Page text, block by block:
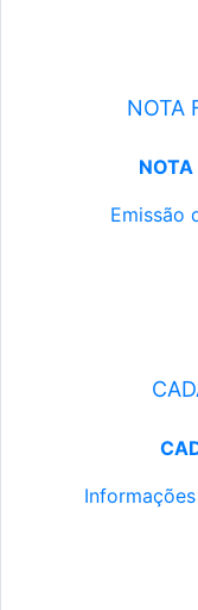
NOTA
NOTA
Emissão